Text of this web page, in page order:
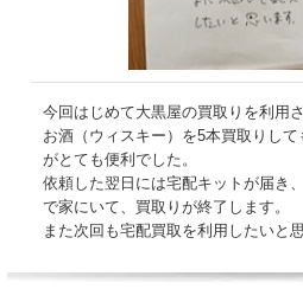
今回はじめて大黒屋の買取りを利用
お酒（ウィスキー）を5本買取りし
がとても便利でした。
依頼した翌日には宅配キットが届き
で家にいて、買取りが終了します。
また次回も宅配買取を利用したいと思